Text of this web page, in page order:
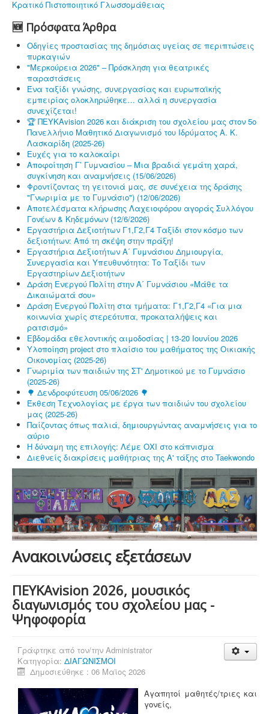
Κρατικό Πιστοποιητικό Γλωσσομάθειας
🆕 Πρόσφατα Άρθρα
Οδηγίες προστασίας της δημόσιας υγείας σε περιπτώσεις
πυρκαγιών
"Μερκούρεια 2026" – Πρόσκληση για θεατρικές
παραστάσεις
Ένα ταξίδι γνώσης, συνεργασίας και ευρωπαϊκής
εμπειρίας ολοκληρώθηκε… αλλά η συνεργασία
συνεχίζεται!
🏆 ΠΕΥΚΑvision 2026 και διάκριση του σχολείου μας στον 5ο
Πανελλήνιο Μαθητικό Διαγωνισμό του Ιδρύματος Α. Κ.
Λασκαρίδη (2025-26)
Ευχές για το καλοκαίρι
Αποφοίτηση Γ’ Γυμνασίου – Μια βραδιά γεμάτη χαρά,
συγκίνηση και αναμνήσεις (15/06/2026)
Φροντίζοντας τη γειτονιά μας, σε συνέχεια της δράσης
"Γνωριμία με το Γυμνάσιο") (12/06/2026)
Αποτελέσματα κλήρωσης Λαχειοφόρου αγοράς Συλλόγου
Γονέων & Κηδεμόνων (12/6/2026)
Εργαστήρια Δεξιοτήτων Γ1,Γ2,Γ4 Ταξίδι στον κόσμο των
δεξιοτήτων: Από τη σκέψη στην πράξη!
Εργαστήρια Δεξιοτήτων Α΄ Γυμνάσιου Δημιουργία,
Συνεργασία και Υπευθυνότητα: Το Ταξίδι των
Εργαστηρίων Δεξιοτήτων
Δράση Ενεργού Πολίτη στην Α΄ Γυμνάσιου «Μάθε τα
Δικαιώματά σου»
Δράση Ενεργού Πολίτη στα τμήματα: Γ1,Γ2,Γ4 «Για μια
κοινωνία χωρίς στερεότυπα, προκαταλήψεις και
ρατσισμό»
Εβδομάδα εθελοντικής αιμοδοσίας | 13-20 Ιουνίου 2026
Υλοποίηση project στο πλαίσιο του μαθήματος της Οικιακής
Οικονομίας (2025-26)
Γνωριμία των παιδιών της ΣΤ' Δημοτικού με το Γυμνάσιο
(2025-26)
🌳 Δενδροφύτευση 05/06/2026 🌳
Έκθεση Τεχνολογίας με έργα των παιδιών του σχολείου
μας (2025-26)
Παίζοντας όπως παλιά, δημιουργώντας αναμνήσεις για το
αύριο
Η δύναμη της επιλογής: Λέμε ΟΧΙ στο κάπνισμα
Διεθνείς διακρίσεις μαθήτριας της Α' τάξης στο Taekwondo
Ανακοινώσεις εξετάσεων
ΠΕΥΚΑvision 2026, μουσικός
διαγωνισμός του σχολείου μας -
Ψηφοφορία
Γράφτηκε από τον/την Administrator
Κατηγορία: ΔΙΑΓΩΝΙΣΜΟΙ
Δημοσιεύθηκε : 06 Μαϊος 2026
Αγαπητοί μαθητές/τριες και
γονείς,